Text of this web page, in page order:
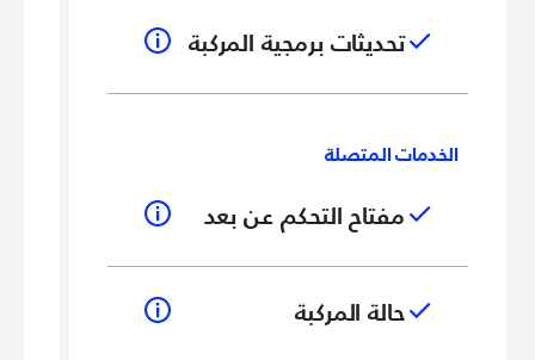
تحديثات برمجية المركبة
الخدمات المتصلة
مفتاح التحكم عن بعد
حالة المركبة